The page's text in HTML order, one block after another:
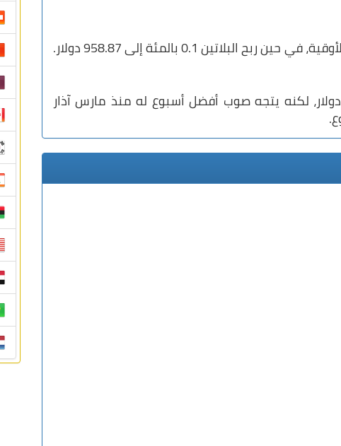
تراجعت الفضة 0.2 بالمئة إلى 24.08 دولار للأوقية، في حين ربح البلاتين 0.1 بالمئة إلى 958.87 دولار.
وتراجع البلاديوم 0.5 بالمئة إلى 1096.86 دولار، لكنه يتجه صوب أفضل أسبوع له منذ مارس آذار